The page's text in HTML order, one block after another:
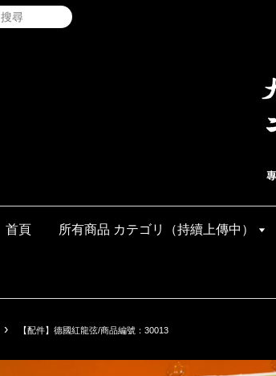
搜尋
首頁 所有商品 カテゴリ（持續上傳中）
› 【配件】德國紅龍弦/商品編號：30013